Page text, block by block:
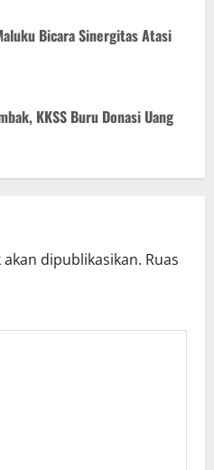
Bicara Sinergitas Atasi
KKSS Buru Donasi Uang
dipublikasikan. Ruas